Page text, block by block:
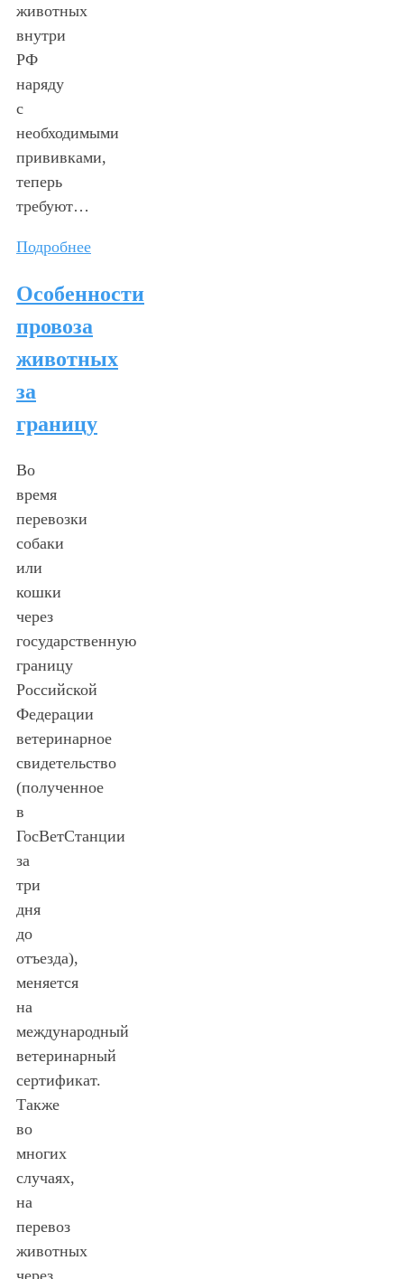
животных
внутри
РФ
наряду
с
необходимыми
прививками,
теперь
требуют…
Подробнее
Особенности
провоза
животных
за
границу
Во
время
перевозки
собаки
или
кошки
через
государственную
границу
Российской
Федерации
ветеринарное
свидетельство
(полученное
в
ГосВетСтанции
за
три
дня
до
отъезда),
меняется
на
международный
ветеринарный
сертификат.
Также
во
многих
случаях,
на
перевоз
животных
через